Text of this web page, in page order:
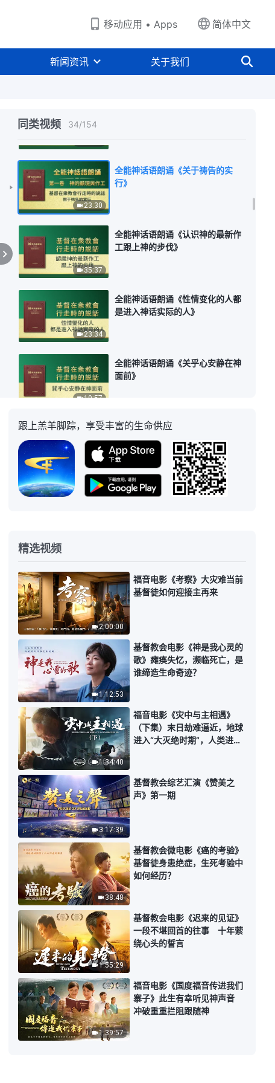
移动应用 • Apps 简体中文
新闻资讯 关于我们
同类视频 34/154
18:12
的人才可事奉神》
21:26
23:30
全能神话语朗诵《关于祷告的实
行》
35:37
全能神话语朗诵《认识神的最新作
工跟上神的步伐》
23:34
全能神话语朗诵《性情变化的人都
是进入神话实际的人》
19:57
全能神话语朗诵《关乎心安静在神
面前》
21:14
全能神话语朗诵《体贴神心意达到
被成全》
全能神话语朗诵《神成全合他心意
24:53
34:46
全能神话语朗诵《国度时代就是话
语时代》
40:46
全能神话语朗诵《话语成就一切》
23:08
全能神话语朗诵《对神的“实际”能
绝对顺服的人是真心爱神的人》
25:04
全能神话语朗诵《被成全的人都得
经受熬炼》上集
24:59
全能神话语朗诵《被成全的人都得
经受熬炼》下集
24:58
全能神话语朗诵《经历痛苦试炼才
知神可爱》
32:10
全能神话语朗诵《爱神才是真实的
信神》
跟上羔羊脚踪，享受丰富的生命供应
精选视频
2:00:00
福音电影《考察》大灾难当前
基督徒如何迎接主再来
1:12:53
基督教会电影《神是我心灵的
歌》瘫痪失忆，濒临死亡，是
谁缔造生命奇迹？
1:34:40
福音电影《灾中与主相遇》
（下集）末日劫难逼近，地球
进入“大灭绝时期”，人类进入
3:17:39
基督教会综艺汇演《赞美之
声》第一期
38:48
基督教会微电影《癌的考验》
基督徒身患绝症，生死考验中
如何经历？
1:55:29
基督教会电影《迟来的见证》
一段不堪回首的往事 十年萦
绕心头的誓言
1:39:57
福音电影《国度福音传进我们
寨子》此生有幸听见神声音
冲破重重拦阻跟随神